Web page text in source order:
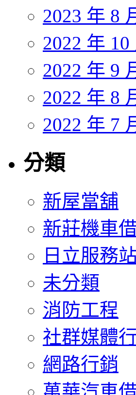
2023 年 8
2022 年 10
2022 年 9
2022 年 8
2022 年 7
分類
新屋當舖
新莊機車
日立服務
未分類
消防工程
社群媒體
網路行銷